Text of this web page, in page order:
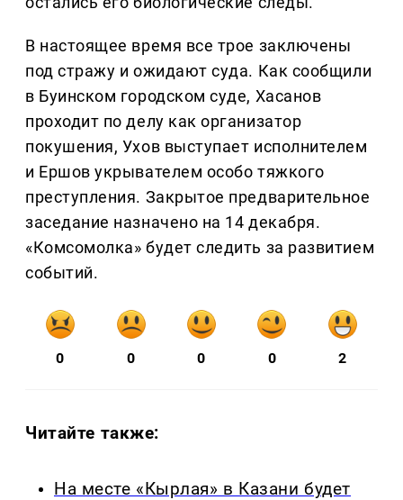
В настоящее время все трое заключены
под стражу и ожидают суда. Как сообщили
в Буинском городском суде, Хасанов
проходит по делу как организатор
покушения, Ухов выступает исполнителем
и Ершов укрывателем особо тяжкого
преступления. Закрытое предварительное
заседание назначено на 14 декабря.
«Комсомолка» будет следить за развитием
событий.
0 0 0 0 2
Читайте также:
На месте «Кырлая» в Казани будет